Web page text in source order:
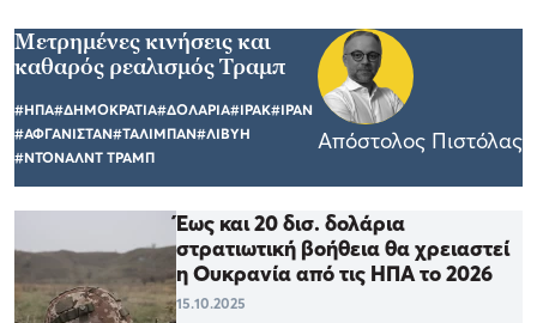
Μετρημένες κινήσεις και
καθαρός ρεαλισμός Τραμπ
#ΗΠΑ#ΔΗΜΟΚΡΑΤΙΑ#ΔΟΛΑΡΙΑ#ΙΡΑΚ#ΙΡΑΝ
#ΑΦΓΑΝΙΣΤΑΝ#ΤΑΛΙΜΠΑΝ#ΛΙΒΥΗ
#ΝΤΟΝΑΛΝΤ ΤΡΑΜΠ
Απόστολος Πιστόλας
Έως και 20 δισ. δολάρια
στρατιωτική βοήθεια θα χρειαστεί
η Ουκρανία από τις ΗΠΑ το 2026
15.10.2025